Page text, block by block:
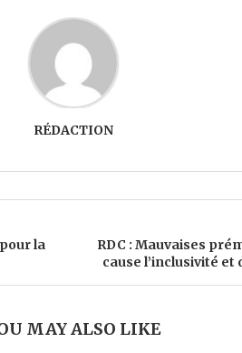
RÉDACTION
la
RDC : Mauvaises
cause l’inclusivité
MAY ALSO LIKE